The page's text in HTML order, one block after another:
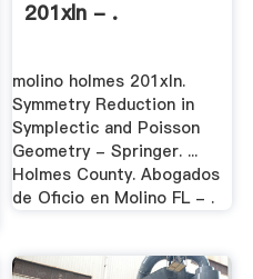
201xln - .
molino holmes 201xln.
Symmetry Reduction in
Symplectic and Poisson
Geometry - Springer. ...
Holmes County. Abogados
de Oficio en Molino FL - .